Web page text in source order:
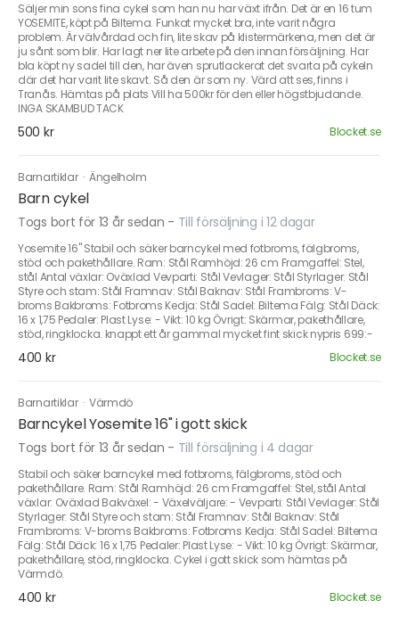
Säljer min sons fina cykel som han nu har växt ifrån. Det är en 16 tum
YOSEMITE, köpt på Biltema. Funkat mycket bra, inte varit några
problem. Är välvårdad och fin, lite skav på klistermärkena, men det är
ju sånt som blir. Har lagt ner lite arbete på den innan försäljning. Har
bla köpt ny sadel till den, har även sprutlackerat det svarta på cykeln
där det har varit lite skavt. Så den är som ny. Värd att ses, finns i
Tranås. Hämtas på plats Vill ha 500kr för den eller högstbjudande.
INGA SKAMBUD TACK
500 kr Blocket.se
Barnartiklar · Ängelholm
Barn cykel
Togs bort för 13 år sedan - Till försäljning i 12 dagar
Yosemite 16" Stabil och säker barncykel med fotbroms, fälgbroms,
stöd och pakethållare. Ram: Stål Ramhöjd: 26 cm Framgaffel: Stel,
stål Antal växlar: Oväxlad Vevparti: Stål Vevlager: Stål Styrlager: Stål
Styre och stam: Stål Framnav: Stål Baknav: Stål Frambroms: V-
broms Bakbroms: Fotbroms Kedja: Stål Sadel: Biltema Fälg: Stål Däck:
16 x 1,75 Pedaler: Plast Lyse: - Vikt: 10 kg Övrigt: Skärmar, pakethållare,
stöd, ringklocka. knappt ett år gammal mycket fint skick nypris 699:-
400 kr Blocket.se
Barnartiklar · Värmdö
Barncykel Yosemite 16" i gott skick
Togs bort för 13 år sedan - Till försäljning i 4 dagar
Stabil och säker barncykel med fotbroms, fälgbroms, stöd och
pakethållare. Ram: Stål Ramhöjd: 26 cm Framgaffel: Stel, stål Antal
växlar: Oväxlad Bakväxel: - Växelväljare: - Vevparti: Stål Vevlager: Stål
Styrlager: Stål Styre och stam: Stål Framnav: Stål Baknav: Stål
Frambroms: V-broms Bakbroms: Fotbroms Kedja: Stål Sadel: Biltema
Fälg: Stål Däck: 16 x 1,75 Pedaler: Plast Lyse: - Vikt: 10 kg Övrigt: Skärmar,
pakethållare, stöd, ringklocka. Cykel i gott skick som hämtas på
Värmdö.
400 kr Blocket.se